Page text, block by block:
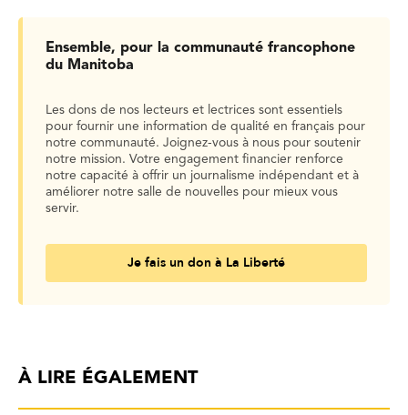
Ensemble, pour la communauté francophone
du Manitoba
Les dons de nos lecteurs et lectrices sont essentiels
pour fournir une information de qualité en français pour
notre communauté. Joignez-vous à nous pour soutenir
notre mission. Votre engagement financier renforce
notre capacité à offrir un journalisme indépendant et à
améliorer notre salle de nouvelles pour mieux vous
servir.
Je fais un don à La Liberté
À LIRE ÉGALEMENT